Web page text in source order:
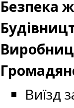
Безпека
Виїзд